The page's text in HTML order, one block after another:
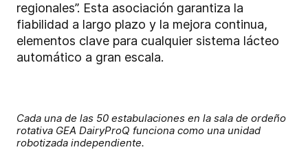
regionales”. Esta asociación garantiza la
fiabilidad a largo plazo y la mejora continua,
elementos clave para cualquier sistema lácteo
automático a gran escala.
Cada una de las 50 estabulaciones en la sala de ordeño
rotativa GEA DairyProQ funciona como una unidad
robotizada independiente.